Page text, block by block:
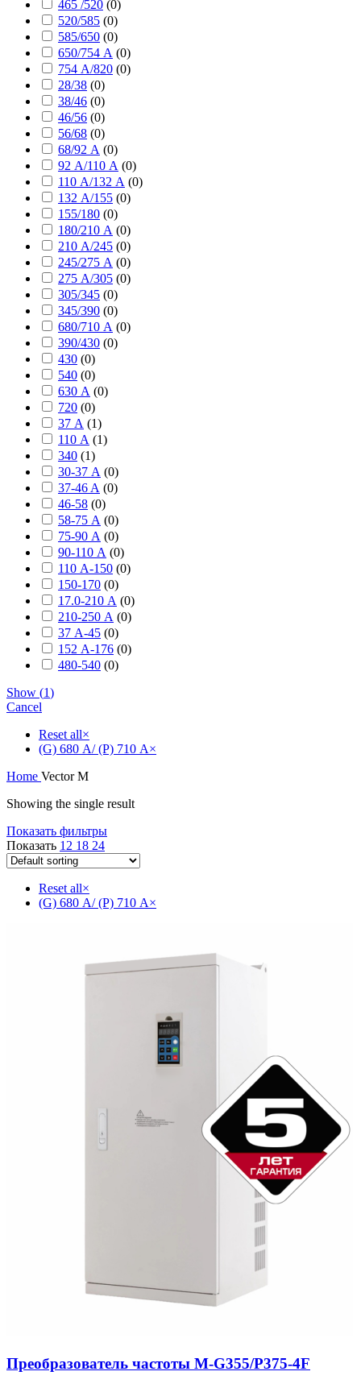
465 /520 (0)
520/585 (0)
585/650 (0)
650/754 А (0)
754 А/820 (0)
28/38 (0)
38/46 (0)
46/56 (0)
56/68 (0)
68/92 А (0)
92 А/110 А (0)
110 А/132 А (0)
132 А/155 (0)
155/180 (0)
180/210 А (0)
210 А/245 (0)
245/275 А (0)
275 А/305 (0)
305/345 (0)
345/390 (0)
680/710 А (0)
390/430 (0)
430 (0)
540 (0)
630 А (0)
720 (0)
37 А (1)
110 А (1)
340 (1)
30-37 А (0)
37-46 A (0)
46-58 (0)
58-75 А (0)
75-90 А (0)
90-110 А (0)
110 А-150 (0)
150-170 (0)
17.0-210 А (0)
210-250 А (0)
37 А-45 (0)
152 А-176 (0)
480-540 (0)
Show (1)
Cancel
Reset all×
(G) 680 А/ (P) 710 А×
Home Vector M
Showing the single result
Показать фильтры
Показать 12 18 24
Reset all×
(G) 680 А/ (P) 710 А×
Преобразователь частоты M-G355/P375-4F